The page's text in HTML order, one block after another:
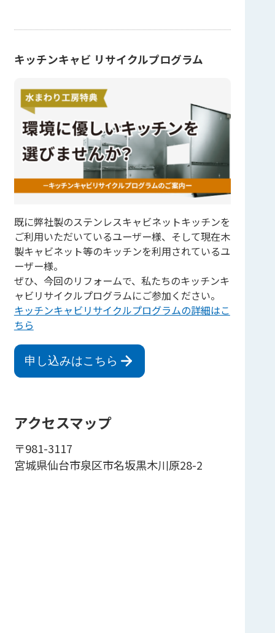
キッチンキャビ リサイクルプログラム
既に弊社製のステンレスキャビネットキッチンを
ご利用いただいているユーザー様、そして現在木
製キャビネット等のキッチンを利用されているユ
ーザー様。
ぜひ、今回のリフォームで、私たちのキッチンキ
ャビリサイクルプログラムにご参加ください。
キッチンキャビリサイクルプログラムの詳細はこ
ちら
申し込みはこちら
アクセスマップ
〒981-3117
宮城県仙台市泉区市名坂黒木川原28-2